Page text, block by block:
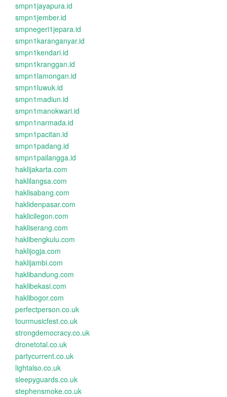
smpn1jayapura.id
smpn1jember.id
smpnegeri1jepara.id
smpn1karanganyar.id
smpn1kendari.id
smpn1kranggan.id
smpn1lamongan.id
smpn1luwuk.id
smpn1madiun.id
smpn1manokwari.id
smpn1narmada.id
smpn1pacitan.id
smpn1padang.id
smpn1pailangga.id
haklijakarta.com
haklilangsa.com
haklisabang.com
haklidenpasar.com
haklicilegon.com
hakliserang.com
haklibengkulu.com
haklijogja.com
haklijambi.com
haklibandung.com
haklibekasi.com
haklibogor.com
perfectperson.co.uk
tourmusicfest.co.uk
strongdemocracy.co.uk
dronetotal.co.uk
partycurrent.co.uk
lightalso.co.uk
sleepyguards.co.uk
stephensmoke.co.uk